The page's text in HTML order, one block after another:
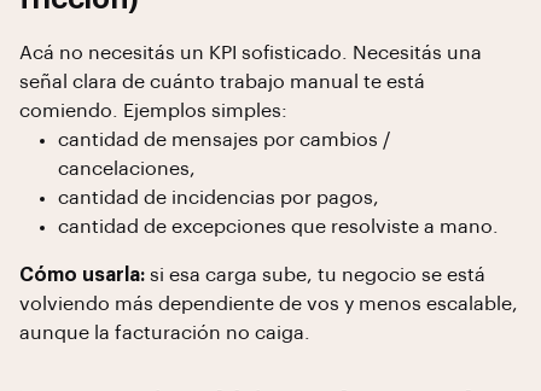
Acá no necesitás un KPI sofisticado. Necesitás una
señal clara de cuánto trabajo manual te está
comiendo. Ejemplos simples:
cantidad de mensajes por cambios /
cancelaciones,
cantidad de incidencias por pagos,
cantidad de excepciones que resolviste a mano.
Cómo usarla: si esa carga sube, tu negocio se está
volviendo más dependiente de vos y menos escalable,
aunque la facturación no caiga.